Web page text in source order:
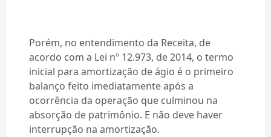
Porém, no entendimento da Receita, de
acordo com a Lei nº 12.973, de 2014, o termo
inicial para amortização de ágio é o primeiro
balanço feito imediatamente após a
ocorrência da operação que culminou na
absorção de patrimônio. E não deve haver
interrupção na amortização.